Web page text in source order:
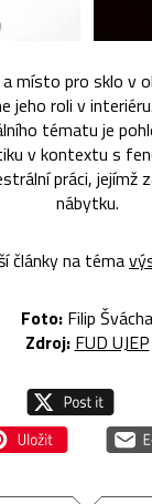
místo pro sklo v
jeho roli v
tématu je
v kontextu s
práci, jejímž
nábytku.
články na téma
Foto: Filip Švácha
Zdroj: FUD UJEP